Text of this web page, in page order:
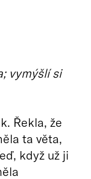
vymýšlí si
Řekla, že
ta věta,
když už ji